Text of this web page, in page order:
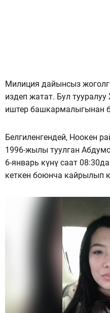
Милиция дайынсыз
издеп жатат. Бул
иштер башкармалыгынан
Белгиленгендей, Ноокен
1996-жылы туулган
6-январь күнү саат
кеткен боюнча кайрылып